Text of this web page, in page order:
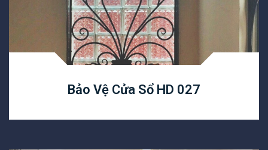
Bảo Vệ Cửa Sổ HD 027